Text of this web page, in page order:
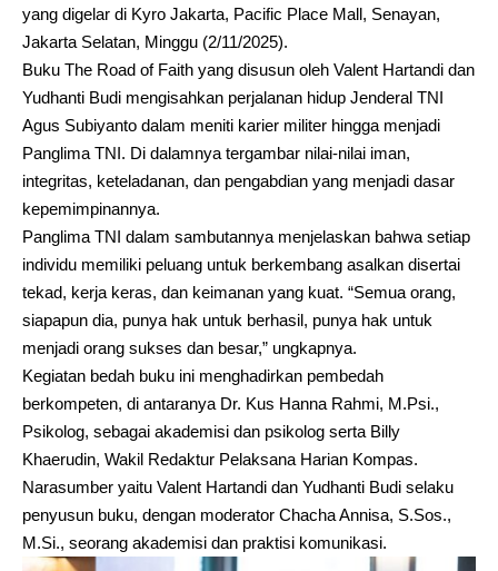
yang digelar di Kyro Jakarta, Pacific Place Mall, Senayan,
Jakarta Selatan, Minggu (2/11/2025).
Buku The Road of Faith yang disusun oleh Valent Hartandi dan
Yudhanti Budi mengisahkan perjalanan hidup Jenderal TNI
Agus Subiyanto dalam meniti karier militer hingga menjadi
Panglima TNI. Di dalamnya tergambar nilai-nilai iman,
integritas, keteladanan, dan pengabdian yang menjadi dasar
kepemimpinannya.
Panglima TNI dalam sambutannya menjelaskan bahwa setiap
individu memiliki peluang untuk berkembang asalkan disertai
tekad, kerja keras, dan keimanan yang kuat. “Semua orang,
siapapun dia, punya hak untuk berhasil, punya hak untuk
menjadi orang sukses dan besar,” ungkapnya.
Kegiatan bedah buku ini menghadirkan pembedah
berkompeten, di antaranya Dr. Kus Hanna Rahmi, M.Psi.,
Psikolog, sebagai akademisi dan psikolog serta Billy
Khaerudin, Wakil Redaktur Pelaksana Harian Kompas.
Narasumber yaitu Valent Hartandi dan Yudhanti Budi selaku
penyusun buku, dengan moderator Chacha Annisa, S.Sos.,
M.Si., seorang akademisi dan praktisi komunikasi.